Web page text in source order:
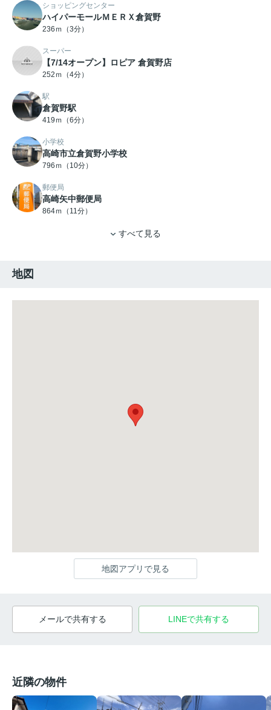
ショッピングセンター
ハイパーモールＭＥＲＸ倉賀野
236ｍ（3分）
スーパー
【7/14オープン】ロピア 倉賀野店
252ｍ（4分）
駅
倉賀野駅
419ｍ（6分）
小学校
高崎市立倉賀野小学校
796ｍ（10分）
郵便局
高崎矢中郵便局
864ｍ（11分）
すべて見る
地図
地図アプリで見る
メールで共有する LINEで共有する
近隣の物件